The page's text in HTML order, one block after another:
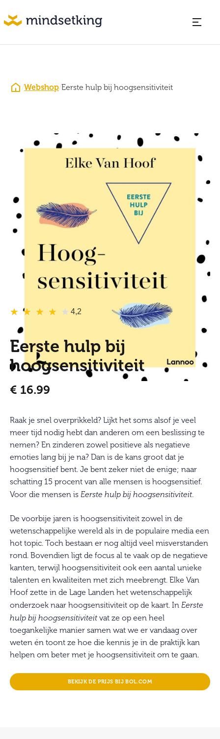
/Webshop/Eerste hulp bij hoogsensitiviteit
★ ★ ★ ★ ★
★ ★ ★ ★ ★ 4,2
Eerste hulp bij
hoogsensitiviteit
€ 16.99
Raak je snel overprikkeld? Lijkt het soms alsof je veel
meer tijd nodig hebt dan anderen om een beslissing te
nemen? En zinderen zowel positieve als negatieve
emoties lang bij je na? Dan is de kans groot dat je
hoogsensitief bent. Je bent zeker niet de enige; naar
schatting 15 procent van alle mensen is hoogsensitief.
Voor die mensen is Eerste hulp bij hoogsensitiviteit.
De voorbije jaren is hoogsensitiviteit zowel in de
wetenschappelijke wereld als in de populaire media een
hot topic. Toch bestaan er nog altijd veel misverstanden
rond. Bovendien ligt de focus al te vaak op de negatieve
kanten, terwijl hoogsensitiviteit ook een aantal unieke
talenten en kwaliteiten met zich meebrengt. Elke Van
Hoof zette in de Lage Landen het wetenschappelijk
onderzoek naar hoogsensitiviteit op de kaart. In Eerste
hulp bij hoogsensitiviteitvat ze op een heel
toegankelijke manier samen wat we er vandaag over
weten én toont ze hoe die kennis je in de praktijk kan
helpen om beter met je hoogsensitiviteit om te gaan.
BEKIJK DE PRIJS BIJ BOL.COM